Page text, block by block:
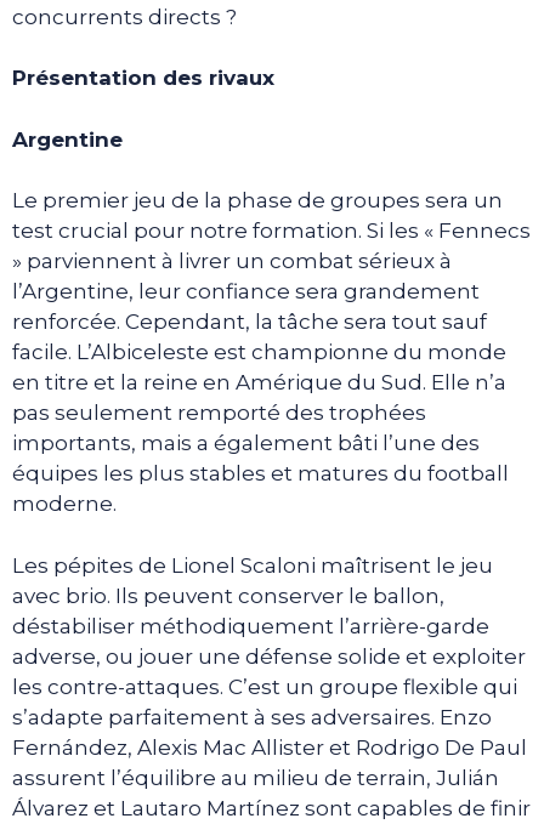
concurrents directs ?
Présentation des rivaux
Argentine
Le premier jeu de la phase de groupes sera un
test crucial pour notre formation. Si les « Fennecs
» parviennent à livrer un combat sérieux à
l’Argentine, leur confiance sera grandement
renforcée. Cependant, la tâche sera tout sauf
facile. L’Albiceleste est championne du monde
en titre et la reine en Amérique du Sud. Elle n’a
pas seulement remporté des trophées
importants, mais a également bâti l’une des
équipes les plus stables et matures du football
moderne.
Les pépites de Lionel Scaloni maîtrisent le jeu
avec brio. Ils peuvent conserver le ballon,
déstabiliser méthodiquement l’arrière-garde
adverse, ou jouer une défense solide et exploiter
les contre-attaques. C’est un groupe flexible qui
s’adapte parfaitement à ses adversaires. Enzo
Fernández, Alexis Mac Allister et Rodrigo De Paul
assurent l’équilibre au milieu de terrain, Julián
Álvarez et Lautaro Martínez sont capables de finir